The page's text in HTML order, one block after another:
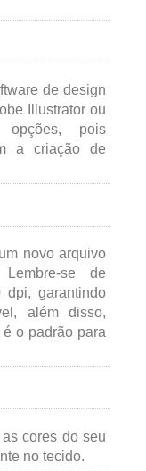
de design
Illustrator ou
opções, pois
a criação de
novo arquivo
se de
dpi, garantindo
além disso,
o padrão para
cores do seu
no tecido.